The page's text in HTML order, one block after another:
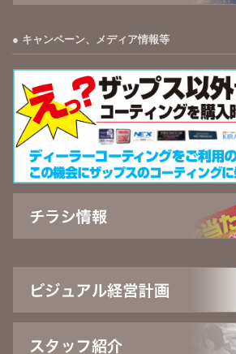
キャンペーン、メディア情報等